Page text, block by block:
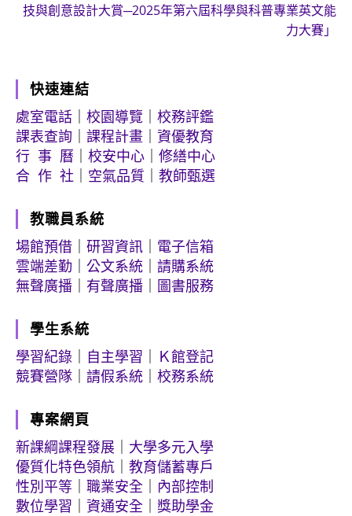
技與創意設計大賞─2025年第六屆科學與科普專業英文能
力大賽」
快速連結
處室電話
校園導覽
校務評鑑
課表查詢
課程計畫
資優教育
行 事 曆
校安中心
修繕中心
合 作 社
空氣品質 教師甄選
教職員系統
場館預借
研習資訊
電子信箱
雲端差勤
公文系統
請購系統
無聲廣播
有聲廣播 圖書服務
學生系統
學習紀錄
自主學習
Ｋ館登記
競賽營隊
請假系統 校務系統
專案網頁
新課綱課程發展
大學多元入學
優質化特色領航
教育儲蓄專戶
性別平等
職業安全
內部控制
數位學習
資通安全 獎助學金